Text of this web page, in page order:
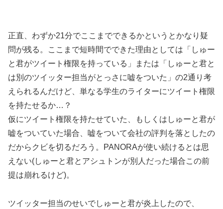
正直、わずか21分でここまでできるかというとかなり疑
問が残る。ここまで短時間でできた理由としては「しゅー
と君がツイート権限を持っている」または「しゅーと君と
は別のツイッター担当がとっさに嘘をついた」の2通り考
えられるんだけど、単なる学生のライターにツイート権限
を持たせるか…？
仮にツイート権限を持たせていた、もしくはしゅーと君が
嘘をついていた場合、嘘をついて会社の評判を落としたの
だからクビを切るだろう。PANORAが使い続けるとは思
えない(しゅーと君とアシュトンが別人だった場合この前
提は崩れるけど)。
ツイッター担当のせいでしゅーと君が炎上したので、